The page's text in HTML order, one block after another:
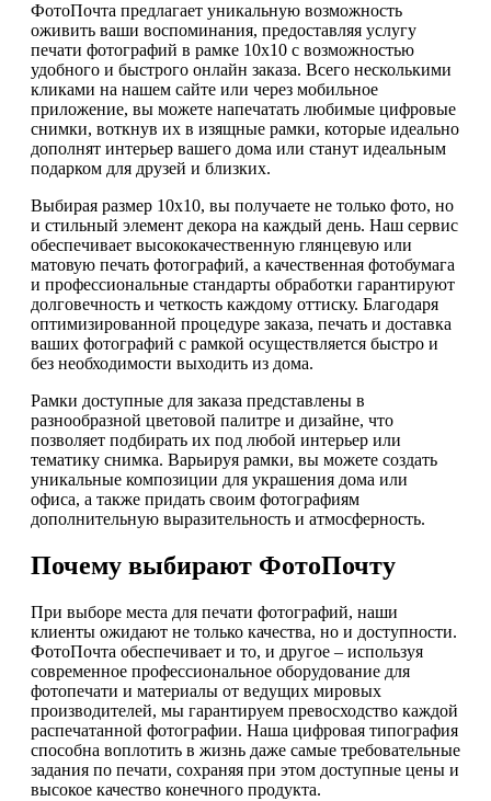
ФотоПочта предлагает уникальную возможность
оживить ваши воспоминания, предоставляя услугу
печати фотографий в рамке 10х10 с возможностью
удобного и быстрого онлайн заказа. Всего несколькими
кликами на нашем сайте или через мобильное
приложение, вы можете напечатать любимые цифровые
снимки, воткнув их в изящные рамки, которые идеально
дополнят интерьер вашего дома или станут идеальным
подарком для друзей и близких.
Выбирая размер 10х10, вы получаете не только фото, но
и стильный элемент декора на каждый день. Наш сервис
обеспечивает высококачественную глянцевую или
матовую печать фотографий, а качественная фотобумага
и профессиональные стандарты обработки гарантируют
долговечность и четкость каждому оттиску. Благодаря
оптимизированной процедуре заказа, печать и доставка
ваших фотографий с рамкой осуществляется быстро и
без необходимости выходить из дома.
Рамки доступные для заказа представлены в
разнообразной цветовой палитре и дизайне, что
позволяет подбирать их под любой интерьер или
тематику снимка. Варьируя рамки, вы можете создать
уникальные композиции для украшения дома или
офиса, а также придать своим фотографиям
дополнительную выразительность и атмосферность.
Почему выбирают ФотоПочту
При выборе места для печати фотографий, наши
клиенты ожидают не только качества, но и доступности.
ФотоПочта обеспечивает и то, и другое – используя
современное профессиональное оборудование для
фотопечати и материалы от ведущих мировых
производителей, мы гарантируем превосходство каждой
распечатанной фотографии. Наша цифровая типография
способна воплотить в жизнь даже самые требовательные
задания по печати, сохраняя при этом доступные цены и
высокое качество конечного продукта.